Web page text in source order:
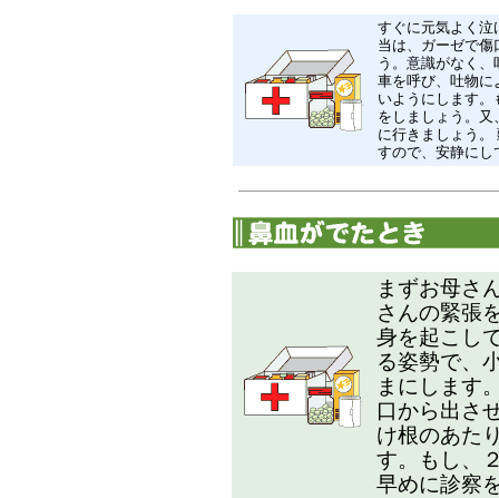
すぐに元気よく泣
当は、ガーゼで
う。意識がなく
車を呼び、吐物に
いようにします
をしましょう。
に行きましょう
すので、安静にし
まずお母さ
さんの緊張
身を起こし
る姿勢で、
まにします
口から出さ
け根のあた
す。もし、
早めに診察